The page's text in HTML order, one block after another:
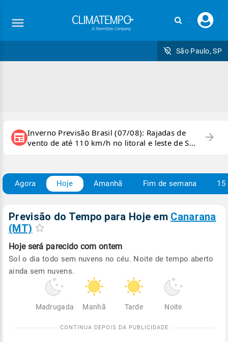
seu
São Paulo, SP
newspaper Inverno Previsão Brasil (07/08): Rajadas de
vento de até 110 km/h no litoral e leste de SP
e sul do RJ
arrow_forward
Agora Hoje Amanhã Fim de semana 15
Previsão do Tempo para Hoje em Canarana
(MT)
Hoje será parecido com ontem
Sol o dia todo sem nuvens no céu. Noite de tempo aberto
ainda sem nuvens.
Madrugada Manhã Tarde Noite